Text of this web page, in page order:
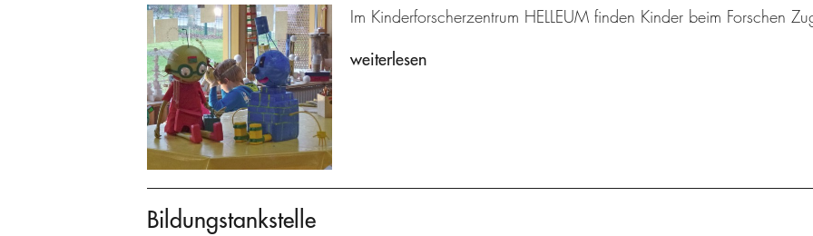
Im Kinderforscherzentrum HELLEUM finden Kinder beim Forschen
weiterlesen
Bildungstankstelle